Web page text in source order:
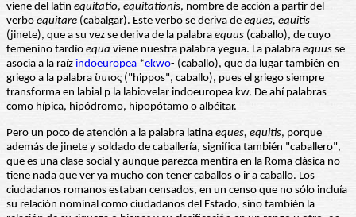
viene del latín equitatio, equitationis, nombre de acción a partir del
verbo equitare (cabalgar). Este verbo se deriva de eques, equitis
(jinete), que a su vez se deriva de la palabra equus (caballo), de cuyo
femenino tardío equa viene nuestra palabra yegua. La palabra equus se
asocia a la raíz indoeuropea *ekwo- (caballo), que da lugar también en
griego a la palabra ἵππος ("hippos", caballo), pues el griego siempre
transforma en labial p la labiovelar indoeuropea kw. De ahí palabras
como hípica, hipódromo, hipopótamo o albéitar.
Pero un poco de atención a la palabra latina eques, equitis, porque
además de jinete y soldado de caballería, significa también "caballero",
que es una clase social y aunque parezca mentira en la Roma clásica no
tiene nada que ver ya mucho con tener caballos o ir a caballo. Los
ciudadanos romanos estaban censados, en un censo que no sólo incluía
su relación nominal como ciudadanos del Estado, sino también la